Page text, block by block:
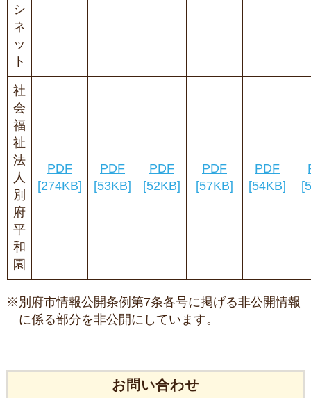
シ
ネ
ッ
ト
社
会
福
祉
法
人
別
府
平
和
園
PDF
[274KB]
PDF
[53KB]
PDF
[52KB]
PDF
[57KB]
PDF
[54KB]
※別府市情報公開条例第7条各号に掲げる非公開情報
に係る部分を非公開にしています。
お問い合わせ